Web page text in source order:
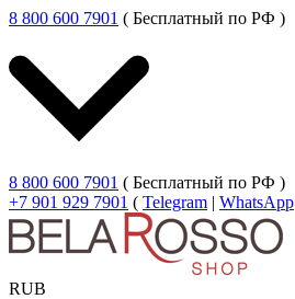
8 800 600 7901 ( Бесплатный по РФ )
8 800 600 7901 ( Бесплатный по РФ )
+7 901 929 7901 ( Telegram | WhatsApp
RUB